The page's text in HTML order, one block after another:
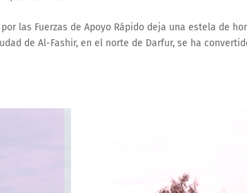
las Fuerzas de Apoyo Rápido deja una estela de
de Al-Fashir, en el norte de Darfur, se ha